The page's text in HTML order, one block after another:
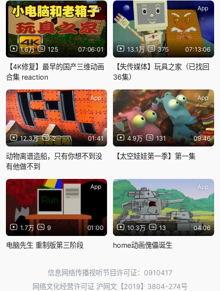
1.6万 125 07:06:01
App
【4K修复】最早的国产三维动画
合集 reaction
13.1万 375 07:13:06
App
【失传媒体】玩具之家（已找回
36集）
12.3万 2 01:41
App
动物离谱造船，只有你想不到没
有他做不到
4.9万 131 09:46
App
【太空娃娃第一季】第一集
1.7万 9 01:00
App
电脑先生 重制版第三阶段
10.3万 13 04:06
App
home动画傀儡诞生
信息网络传播视听节目许可证：0910417
网络文化经营许可证 沪网文【2019】3804-274号